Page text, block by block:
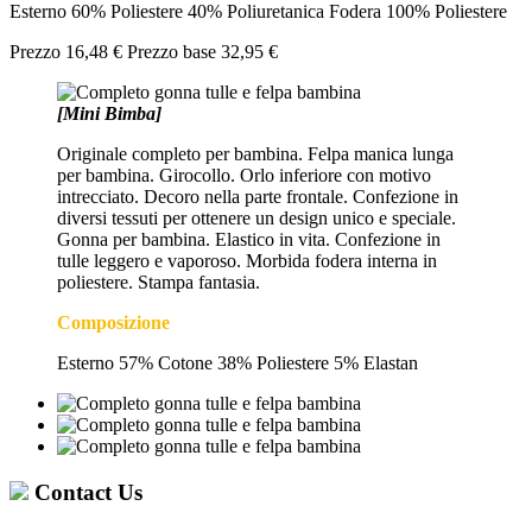
Esterno 60% Poliestere 40% Poliuretanica Fodera 100% Poliestere
Prezzo 16,48 € Prezzo base 32,95 €
[Mini Bimba]
Originale completo per bambina. Felpa manica lunga
per bambina. Girocollo. Orlo inferiore con motivo
intrecciato. Decoro nella parte frontale. Confezione in
diversi tessuti per ottenere un design unico e speciale.
Gonna per bambina. Elastico in vita. Confezione in
tulle leggero e vaporoso. Morbida fodera interna in
poliestere. Stampa fantasia.
Composizione
Esterno 57% Cotone 38% Poliestere 5% Elastan
Contact Us